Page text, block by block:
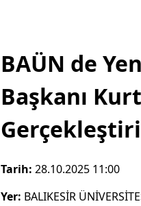
BAÜN de
Başkanı
Tarih: 28.10.2025 11:00
Yer: BALIKESİR